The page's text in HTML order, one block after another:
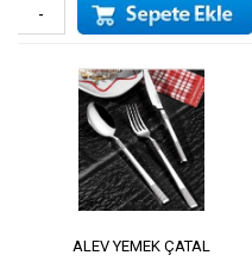
-
ALEV YEMEK ÇATAL